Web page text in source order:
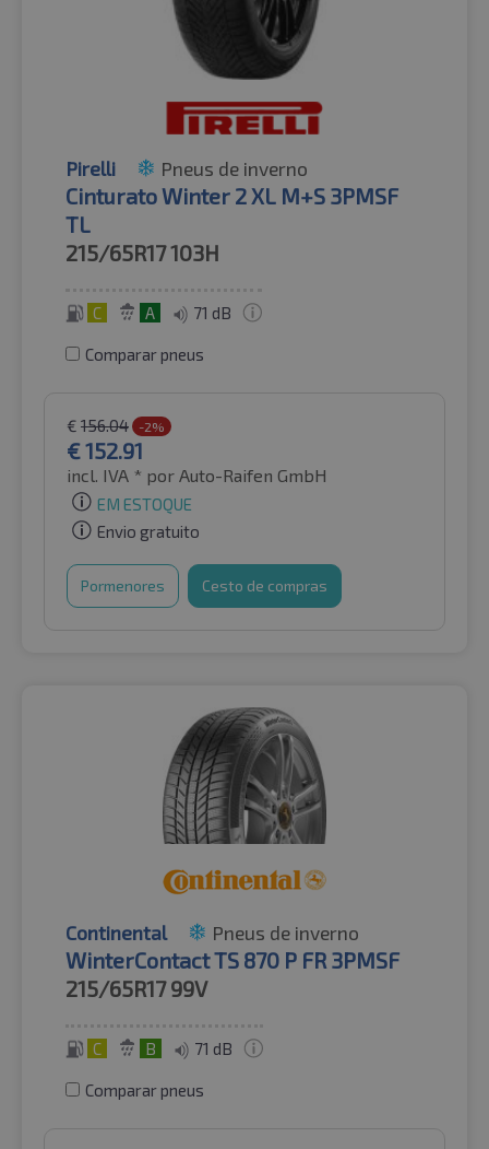
Pirelli Pneus de inverno
Cinturato Winter 2 XL M+S 3PMSF
TL
215/65R17103H
C A 71 dB
Comparar pneus
€ 156.04 -2%
€152.91
incl. IVA * por Auto-Raifen GmbH
EM ESTOQUE
Envio gratuito
Pormenores Cesto de compras
Continental Pneus de inverno
WinterContact TS 870 P FR 3PMSF
215/65R17 99V
C B 71 dB
Comparar pneus